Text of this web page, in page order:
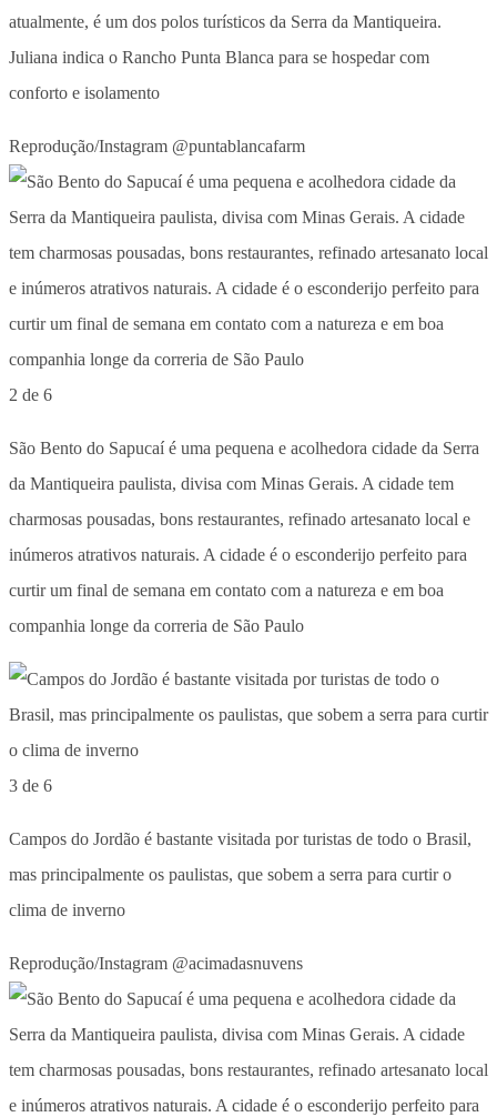
atualmente, é um dos polos turísticos da Serra da Mantiqueira.
Juliana indica o Rancho Punta Blanca para se hospedar com
conforto e isolamento
Reprodução/Instagram @puntablancafarm
2 de 6
São Bento do Sapucaí é uma pequena e acolhedora cidade da Serra
da Mantiqueira paulista, divisa com Minas Gerais. A cidade tem
charmosas pousadas, bons restaurantes, refinado artesanato local e
inúmeros atrativos naturais. A cidade é o esconderijo perfeito para
curtir um final de semana em contato com a natureza e em boa
companhia longe da correria de São Paulo
3 de 6
Campos do Jordão é bastante visitada por turistas de todo o Brasil,
mas principalmente os paulistas, que sobem a serra para curtir o
clima de inverno
Reprodução/Instagram @acimadasnuvens